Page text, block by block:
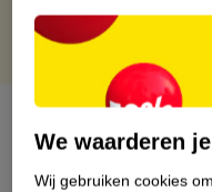
Productinformatie
We waarderen
Wij gebruiken cookies